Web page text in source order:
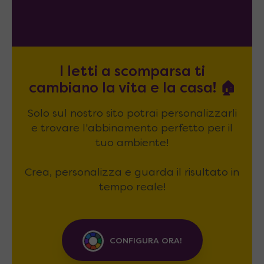
I letti a scomparsa ti
cambiano la vita e la casa! 🏠
Solo sul nostro sito potrai personalizzarli
e trovare l'abbinamento perfetto per il
tuo ambiente!
Crea, personalizza e guarda il risultato in
tempo reale!
CONFIGURA ORA!